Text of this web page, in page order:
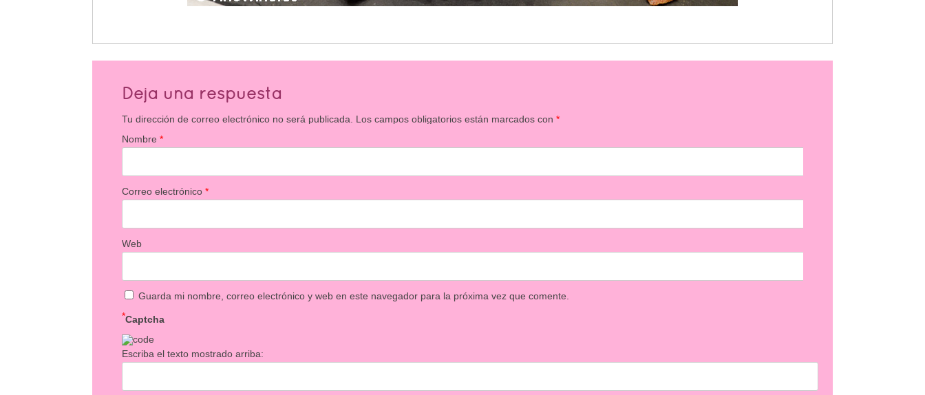
Deja una respuesta
Tu dirección de correo electrónico no será publicada. Los campos obligatorios están marcados con*
Nombre*
Correo electrónico*
Web
Guarda mi nombre, correo electrónico y web en este navegador para la próxima vez que comente.
Captcha
*
Escriba el texto mostrado arriba: